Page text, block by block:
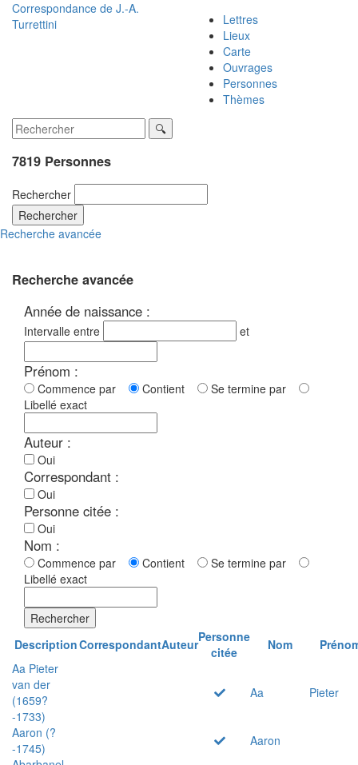
Correspondance de J.-A.
Turrettini
Lettres
Lieux
Carte
Ouvrages
Personnes
Thèmes
7819 Personnes
Rechercher
Rechercher
Recherche avancée
Recherche avancée
Année de naissance :
Intervalle entre et
Prénom :
Commence par Contient
Se termine par
Libellé exact
Auteur :
Oui
Correspondant :
Oui
Personne citée :
Oui
Nom :
Commence par Contient
Se termine par
Libellé exact
Rechercher
DescriptionCorrespondantAuteurPersonne
citée
Nom
Aa Pieter
van der
(1659?
-1733)
Aa Pieter
Aaron (?
-1745)
Aaron